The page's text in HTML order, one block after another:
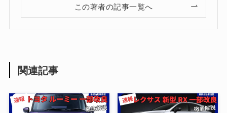
この著者の記事一覧へ
関連記事